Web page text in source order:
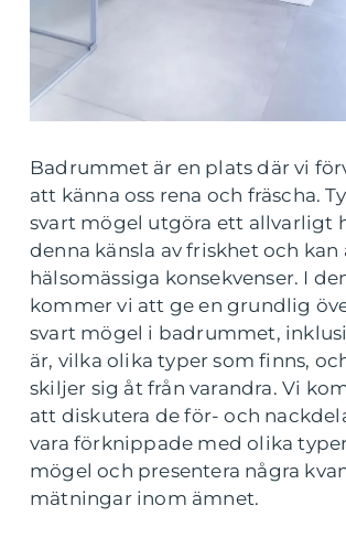
Badrummet är en plats där vi
att känna oss rena och fräscha.
svart mögel utgöra ett allvarligt
denna känsla av friskhet och kan
hälsomässiga konsekvenser. I
kommer vi att ge en grundlig
svart mögel i badrummet,
är, vilka olika typer som finns,
skiljer sig åt från varandra. Vi
att diskutera de för- och
vara förknippade med olika
mögel och presentera några
mätningar inom ämnet.